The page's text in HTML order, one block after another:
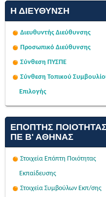
Η ΔΙΕΎΘΥΝΣΗ
Διευθυντής Διεύθυνσης
Προσωπικό Διεύθυνσης
Σύνθεση ΠΥΣΠΕ
Σύνθεση Τοπικού
Επιλογής
ΕΠΌΠΤΗΣ
ΠΕ Β' ΑΘΉΝΑΣ
Στοιχεία Επόπτη Ποιότητας
Εκπαίδευσης
Στοιχεία Συμβούλων Εκπ/σης